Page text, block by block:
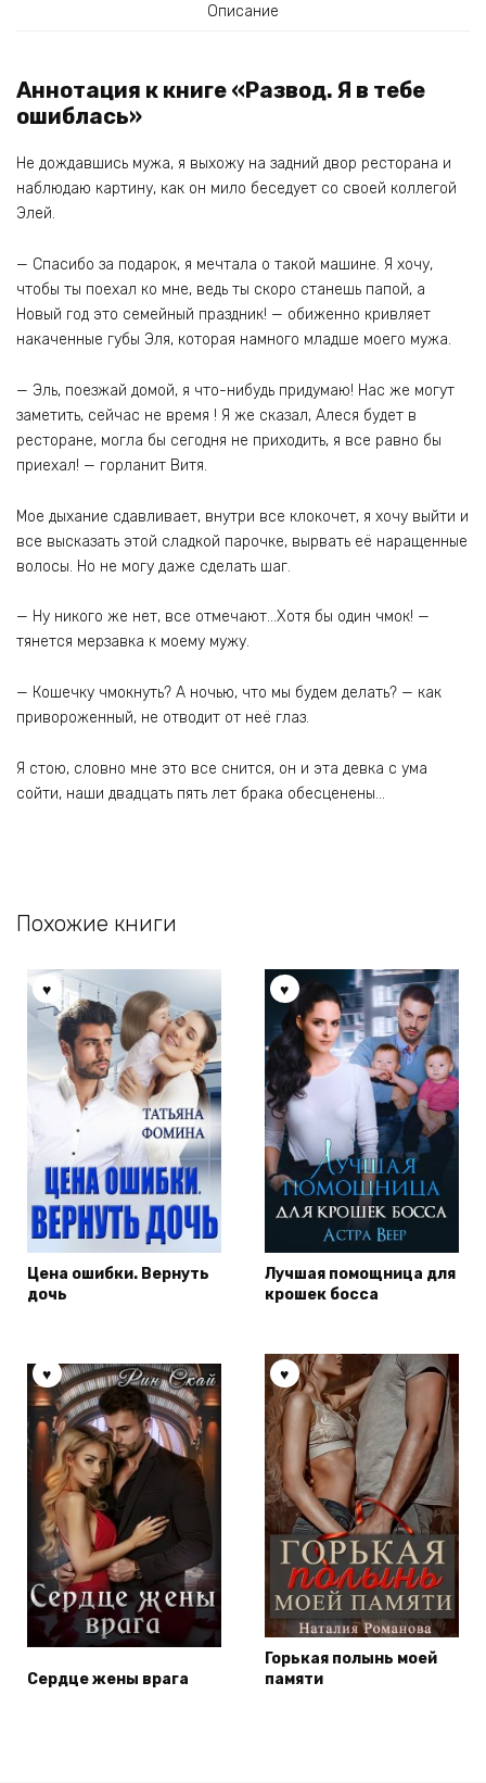
Описание
Аннотация к книге «Развод. Я в тебе
ошиблась»
Не дождавшись мужа, я выхожу на задний двор ресторана и
наблюдаю картину, как он мило беседует со своей коллегой
Элей.
— Спасибо за подарок, я мечтала о такой машине. Я хочу,
чтобы ты поехал ко мне, ведь ты скоро станешь папой, а
Новый год это семейный праздник! — обиженно кривляет
накаченные губы Эля, которая намного младше моего мужа.
— Эль, поезжай домой, я что-нибудь придумаю! Нас же могут
заметить, сейчас не время ! Я же сказал, Алеся будет в
ресторане, могла бы сегодня не приходить, я все равно бы
приехал! — горланит Витя.
Мое дыхание сдавливает, внутри все клокочет, я хочу выйти и
все высказать этой сладкой парочке, вырвать её наращенные
волосы. Но не могу даже сделать шаг.
— Ну никого же нет, все отмечают…Хотя бы один чмок! —
тянется мерзавка к моему мужу.
— Кошечку чмокнуть? А ночью, что мы будем делать? — как
привороженный, не отводит от неё глаз.
Я стою, словно мне это все снится, он и эта девка с ума
сойти, наши двадцать пять лет брака обесценены…
Похожие книги
Цена ошибки. Вернуть
дочь
Лучшая помощница для
крошек босса
Сердце жены врага
Горькая полынь моей
памяти